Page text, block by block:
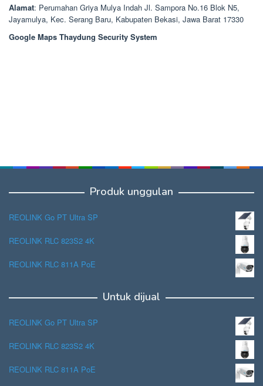
Alamat: Perumahan Griya Mulya Indah Jl. Sampora No.16 Blok N5,
Jayamulya, Kec. Serang Baru, Kabupaten Bekasi, Jawa Barat 17330
Google Maps Thaydung Security System
Produk unggulan
REOLINK Go PT Ultra SP
REOLINK RLC 823S2 4K
REOLINK RLC 811A PoE
Untuk dijual
REOLINK Go PT Ultra SP
REOLINK RLC 823S2 4K
REOLINK RLC 811A PoE